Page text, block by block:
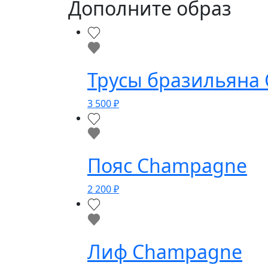
Дополните образ
Трусы бразильяна
3 500₽
Пояс Champagne
2 200₽
Лиф Champagne